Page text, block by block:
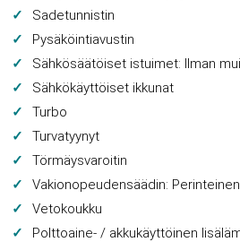
Sadetunnistin
Pysäköintiavustin
Sähkösäätöiset istuimet: Ilman
Sähkökäyttöiset ikkunat
Turbo
Turvatyynyt
Törmäysvaroitin
Vakionopeudensäädin: Perinteinen
Vetokoukku
Polttoaine- / akkukäyttöinen